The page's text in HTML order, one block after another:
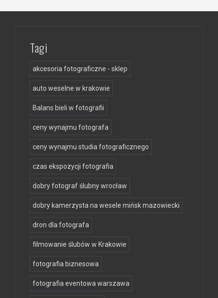
Tagi
akcesoria fotograficzne - sklep
auto weselne w krakowie
Balans bieli w fotografii
ceny wynajmu fotografa
ceny wynajmu studia fotograficznego
czas ekspozycji fotografia
dobry fotograf ślubny wrocław
dobry kamerzysta na wesele mińsk mazowiecki
dron dla fotografa
filmowanie ślubów w Krakowie
fotografia biznesowa
fotografia eventowa warszawa